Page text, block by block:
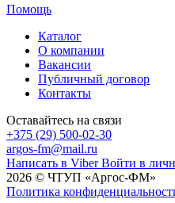
Помощь
Каталог
О компании
Вакансии
Публичный договор
Контакты
Оставайтесь на связи
+375 (29) 500-02-30
argos-fm@mail.ru
Написать в Viber Войти в
2026 © ЧТУП «Аргос-ФМ»
Политика